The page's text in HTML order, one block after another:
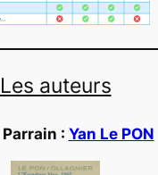
Les auteurs
: Yan Le PON